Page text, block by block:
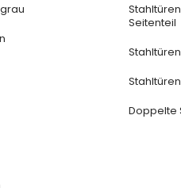
Seitenteil
Doppelte